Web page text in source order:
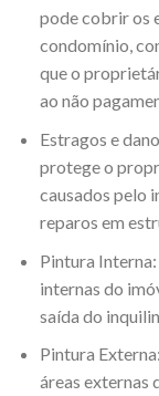
pode cobrir os
condomínio,
que o
ao não
Estragos e
protege o
causados pelo
reparos em
Pintura
internas do
saída do
Pintura
áreas externas